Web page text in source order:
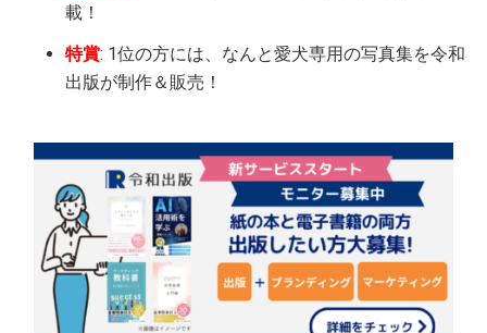
載！
特賞: 1位の方には、なんと愛犬専用の写真集を令和
出版が制作＆販売！